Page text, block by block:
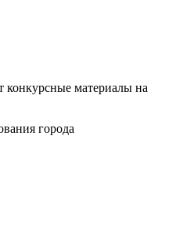
конкурсные материалы на
города